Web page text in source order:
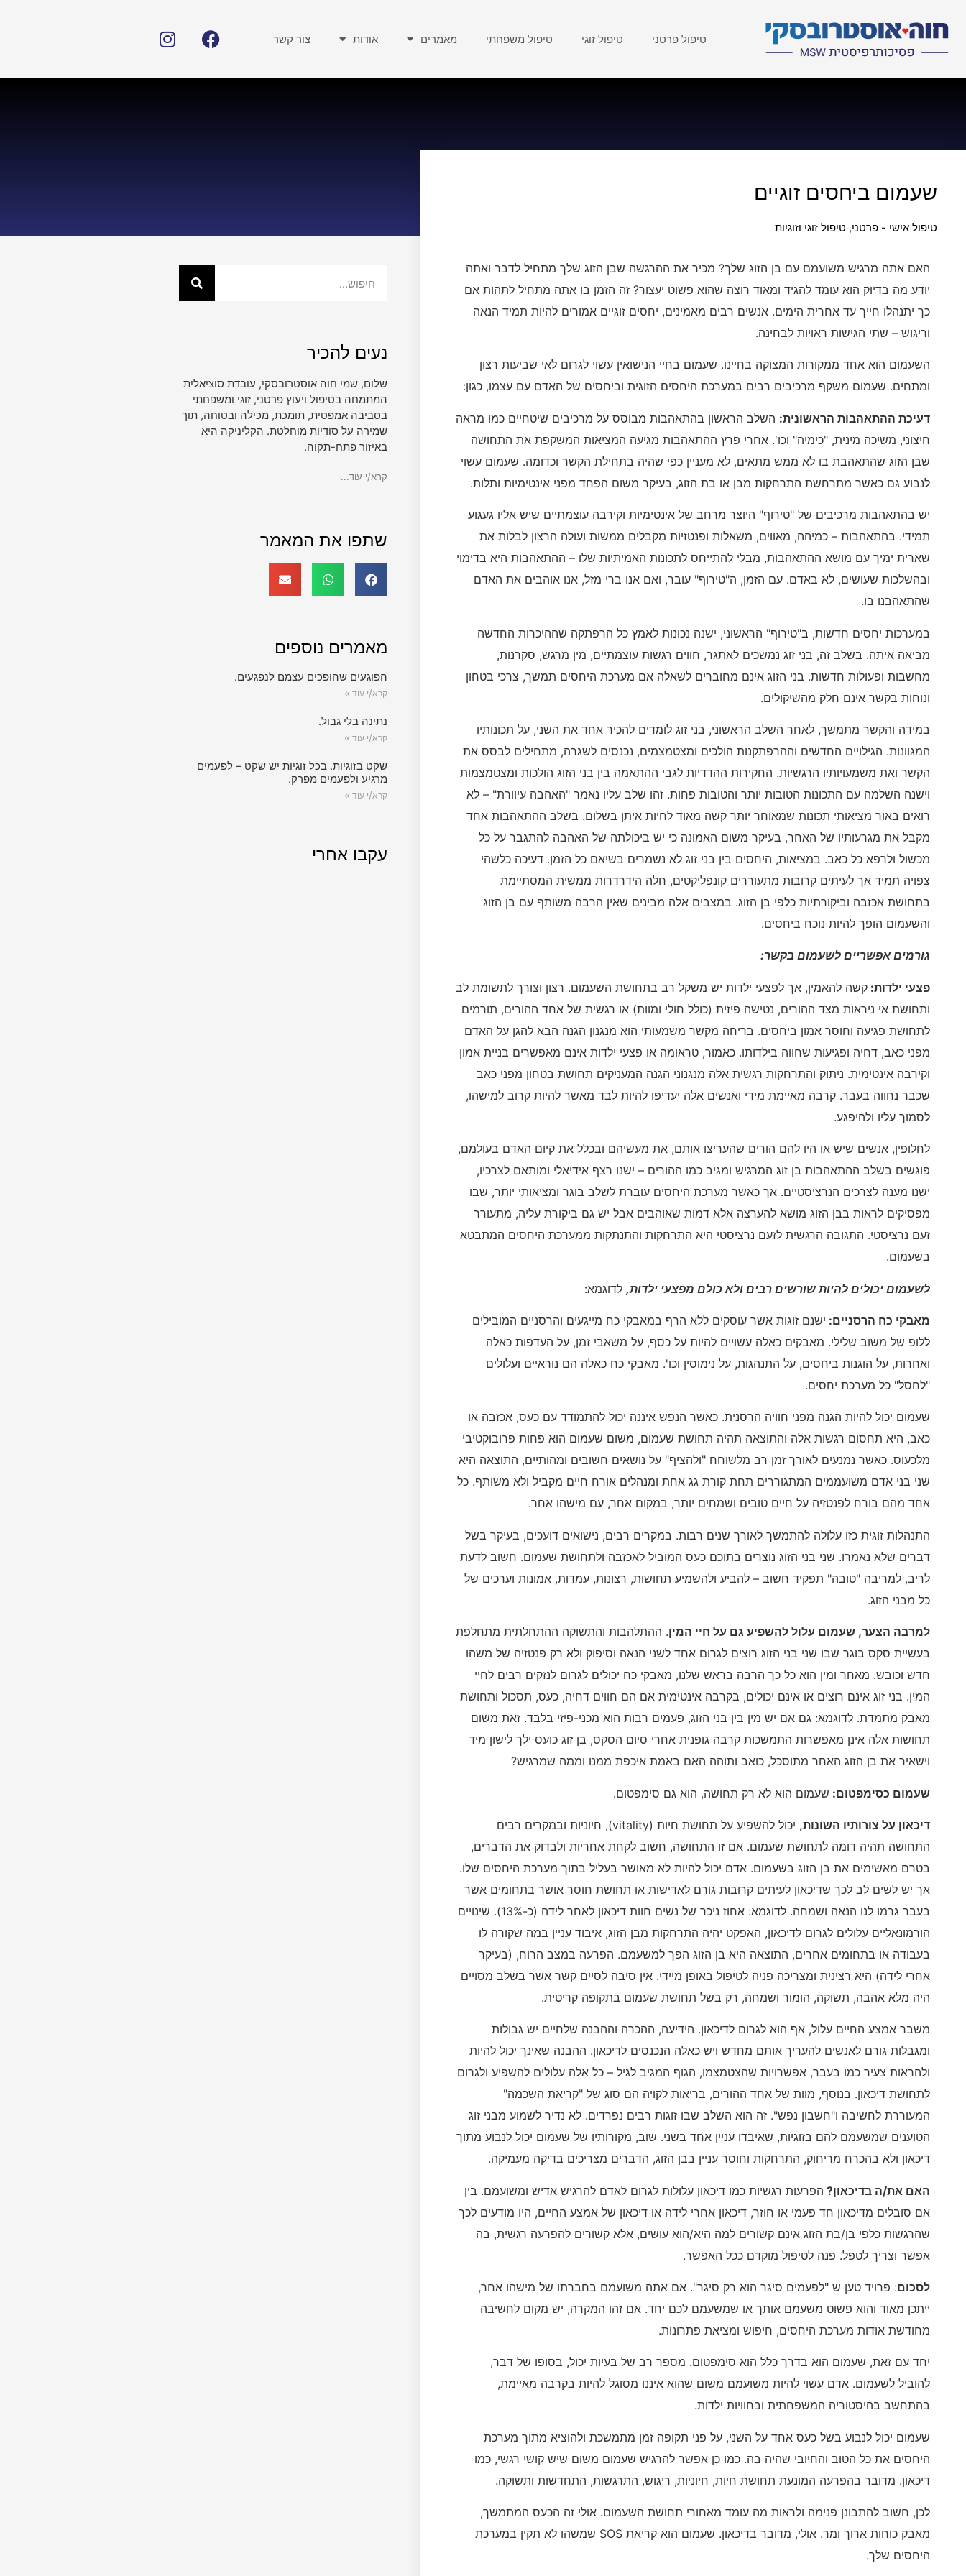
טיפול פרטני טיפול זוגי טיפול משפחתי מאמרים אודות צור קשר
שעמום ביחסים זוגיים
טיפול אישי - פרטני, טיפול זוגי וזוגיות
האם אתה מרגיש משועמם עם בן הזוג שלך? מכיר את ההרגשה שבן הזוג שלך מתחיל לדבר ואתה
יודע מה בדיוק הוא עומד להגיד ומאוד רוצה שהוא פשוט יעצור? זה הזמן בו אתה מתחיל לתהות אם
כך יתנהלו חייך עד אחרית הימים. אנשים רבים מאמינים, יחסים זוגיים אמורים להיות תמיד הנאה
וריגוש – שתי הגישות ראויות לבחינה.
השעמום הוא אחד ממקורות המצוקה בחיינו. שעמום בחיי הנישואין עשוי לגרום לאי שביעות רצון
ומתחים. שעמום משקף מרכיבים רבים במערכת היחסים הזוגית וביחסים של האדם עם עצמו, כגון:
דעיכת ההתאהבות הראשונית: השלב הראשון בהתאהבות מבוסס על מרכיבים שיטחיים כמו מראה
חיצוני, משיכה מינית, "כימיה" וכו'. אחרי פרץ ההתאהבות מגיעה המציאות המשקפת את התחושה
שבן הזוג שהתאהבת בו לא ממש מתאים, לא מעניין כפי שהיה בתחילת הקשר וכדומה. שעמום עשוי
לנבוע גם כאשר מתרחשת התרחקות מבן או בת הזוג, בעיקר משום הפחד מפני אינטימיות ותלות.
יש בהתאהבות מרכיבים של "טירוף" היוצר מרחב של אינטימיות וקירבה עוצמתיים שיש אליו געגוע
תמידי. בהתאהבות – כמיהה, מאווים, משאלות ופנטזיות מקבלים ממשות ועולה הרצון לבלות את
שארית ימיך עם מושא ההתאהבות, מבלי להתייחס לתכונות האמיתיות שלו – ההתאהבות היא בדימוי
ובהשלכות שעושים, לא באדם. עם הזמן, ה"טירוף" עובר, ואם אנו ברי מזל, אנו אוהבים את האדם
שהתאהבנו בו.
במערכות יחסים חדשות, ב"טירוף" הראשוני, ישנה נכונות לאמץ כל הרפתקה שההיכרות החדשה
מביאה איתה. בשלב זה, בני זוג נמשכים לאתגר, חווים רגשות עוצמתיים, מין מרגש, סקרנות,
מחשבות ופעולות חדשות. בני הזוג אינם מחוברים לשאלה אם מערכת היחסים תמשך, צרכי בטחון
ונוחות בקשר אינם חלק מהשיקולים.
במידה והקשר מתמשך, לאחר השלב הראשוני, בני זוג לומדים להכיר אחד את השני, על תכונותיו
המגוונות. הגילויים החדשים וההרפתקנות הולכים ומצטמצמים, נכנסים לשגרה, מתחילים לבסס את
הקשר ואת משמעויותיו הרגשיות. החקירות ההדדיות לגבי ההתאמה בין בני הזוג הולכות ומצטמצמות
וישנה השלמה עם התכונות הטובות יותר והטובות פחות. זהו שלב עליו נאמר "האהבה עיוורת" – לא
רואים באור מציאותי תכונות שמאוחר יותר קשה מאוד לחיות איתן בשלום. בשלב ההתאהבות אחד
מקבל את מגרעותיו של האחר, בעיקר משום האמונה כי יש ביכולתה של האהבה להתגבר על כל
מכשול ולרפא כל כאב. במציאות, היחסים בין בני זוג לא נשמרים בשיאם כל הזמן. דעיכה כלשהי
צפויה תמיד אך לעיתים קרובות מתעוררים קונפליקטים, חלה הידרדרות ממשית המסתיימת
בתחושת אכזבה וביקורתיות כלפי בן הזוג. במצבים אלה מבינים שאין הרבה משותף עם בן הזוג
והשעמום הופך להיות נוכח ביחסים.
גורמים אפשריים לשעמום בקשר:
פצעי ילדות: קשה להאמין, אך לפצעי ילדות יש משקל רב בתחושת השעמום. רצון וצורך לתשומת לב
ותחושת אי ניראות מצד ההורים, נטישה פיזית (כולל חולי ומוות) או רגשית של אחד ההורים, תורמים
לתחושת פגיעה וחוסר אמון ביחסים. בריחה מקשר משמעותי הוא מנגנון הגנה הבא להגן על האדם
מפני כאב, דחיה ופגיעות שחווה בילדותו. כאמור, טראומה או פצעי ילדות אינם מאפשרים בניית אמון
וקירבה אינטימית. ניתוק והתרחקות רגשית אלה מנגנוני הגנה המעניקים תחושת בטחון מפני כאב
שכבר נחווה בעבר. קרבה מאיימת מידי ואנשים אלה יעדיפו להיות לבד מאשר להיות קרוב למישהו,
לסמוך עליו ולהיפגע.
לחלופין, אנשים שיש או היו להם הורים שהעריצו אותם, את מעשיהם ובכלל את קיום האדם בעולמם,
פוגשים בשלב ההתאהבות בן זוג המרגיש ומגיב כמו ההורים – ישנו רצף אידיאלי ומותאם לצרכיו,
ישנו מענה לצרכים הנרציסטיים. אך כאשר מערכת היחסים עוברת לשלב בוגר ומציאותי יותר, שבו
מפסיקים לראות בבן הזוג מושא להערצה אלא דמות שאוהבים אבל יש גם ביקורת עליה, מתעורר
זעם נרציסטי. התגובה הרגשית לזעם נרציסטי היא התרחקות והתנתקות ממערכת היחסים המתבטא
בשעמום.
לשעמום יכולים להיות שורשים רבים ולא כולם מפצעי ילדות, לדוגמא:
מאבקי כח הרסניים: ישנם זוגות אשר עוסקים ללא הרף במאבקי כח מייגעים והרסניים המובילים
ללופ של משוב שלילי. מאבקים כאלה עשויים להיות על כסף, על משאבי זמן, על העדפות כאלה
ואחרות, על הוגנות ביחסים, על התנהגות, על נימוסין וכו'. מאבקי כח כאלה הם נוראיים ועלולים
"לחסל" כל מערכת יחסים.
שעמום יכול להיות הגנה מפני חוויה הרסנית. כאשר הנפש איננה יכול להתמודד עם כעס, אכזבה או
כאב, היא תחסום רגשות אלה והתוצאה תהיה תחושת שעמום, משום שעמום הוא פחות פרובוקטיבי
מלכעוס. כאשר נמנעים לאורך זמן רב מלשוחח "ולהציף" על נושאים חשובים ומהותיים, התוצאה היא
שני בני אדם משועממים המתגוררים תחת קורת גג אחת ומנהלים אורח חיים מקביל ולא משותף. כל
אחד מהם בורח לפנטזיה על חיים טובים ושמחים יותר, במקום אחר, עם מישהו אחר.
התנהלות זוגית כזו עלולה להתמשך לאורך שנים רבות. במקרים רבים, נישואים דועכים, בעיקר בשל
דברים שלא נאמרו. שני בני הזוג נוצרים בתוכם כעס המוביל לאכזבה ולתחושת שעמום. חשוב לדעת
לריב, למריבה "טובה" תפקיד חשוב – להביע ולהשמיע תחושות, רצונות, עמדות, אמונות וערכים של
כל מבני הזוג.
למרבה הצער, שעמום עלול להשפיע גם על חיי המין. ההתלהבות והתשוקה ההתחלתית מתחלפת
בעשיית סקס בוגר שבו שני בני הזוג רוצים לגרום אחד לשני הנאה וסיפוק ולא רק פנטזיה של משהו
חדש וכובש. מאחר ומין הוא כל כך הרבה בראש שלנו, מאבקי כח יכולים לגרום לנזקים רבים לחיי
המין. בני זוג אינם רוצים או אינם יכולים, בקרבה אינטימית אם הם חווים דחיה, כעס, תסכול ותחושת
מאבק מתמדת. לדוגמא: גם אם יש מין בין בני הזוג, פעמים רבות הוא מכני-פיזי בלבד. זאת משום
תחושות אלה אינן מאפשרות התמשכות קרבה גופנית אחרי סיום הסקס, בן זוג כועס ילך לישון מיד
וישאיר את בן הזוג האחר מתוסכל, כואב ותוהה האם באמת איכפת ממנו וממה שמרגיש?
שעמום כסימפטום: שעמום הוא לא רק תחושה, הוא גם סימפטום.
דיכאון על צורותיו השונות,
יכול להשפיע על תחושת חיות (vitality), חיוניות ובמקרים רבים
התחושה תהיה דומה לתחושת שעמום. אם זו התחושה, חשוב לקחת אחריות ולבדוק את הדברים,
בטרם מאשימים את בן הזוג בשעמום. אדם יכול להיות לא מאושר בעליל בתוך מערכת היחסים שלו.
אך יש לשים לב לכך שדיכאון לעיתים קרובות גורם לאדישות או תחושת חוסר אושר בתחומים אשר
בעבר גרמו לנו הנאה ושמחה. לדוגמא: אחוז ניכר של נשים חוות דיכאון לאחר לידה (כ-13%). שינויים
הורמונאליים עלולים לגרום לדיכאון, האפקט יהיה התרחקות מבן הזוג, איבוד עניין במה שקורה לו
בעבודה או בתחומים אחרים, התוצאה היא בן הזוג הפך למשעמם. הפרעה במצב הרוח, (בעיקר
אחרי לידה) היא רצינית ומצריכה פניה לטיפול באופן מיידי. אין סיבה לסיים קשר אשר בשלב מסויים
היה מלא אהבה, תשוקה, הומור ושמחה, רק בשל תחושת שעמום בתקופה קריטית.
משבר אמצע החיים עלול, אף הוא לגרום לדיכאון. הידיעה, ההכרה וההבנה שלחיים יש גבולות
ומגבלות גורם לאנשים להעריך אותם מחדש ויש כאלה הנכנסים לדיכאון. ההבנה שאינך יכול להיות
ולהראות צעיר כמו בעבר, אפשרויות שהצטמצמו, הגוף המגיב לגיל – כל אלה עלולים להשפיע ולגרום
לתחושת דיכאון. בנוסף, מוות של אחד ההורים, בריאות לקויה הם סוג של "קריאת השכמה"
המעוררת לחשיבה ו"חשבון נפש". זה הוא השלב שבו זוגות רבים נפרדים. לא נדיר לשמוע מבני זוג
הטוענים שמשעמם להם בזוגיות, שאיבדו עניין אחד בשני. שוב, מקורותיו של שעמום יכול לנבוע מתוך
דיכאון ולא בהכרח מריחוק, התרחקות וחוסר עניין בבן הזוג, הדברים מצריכים בדיקה מעמיקה.
האם את/ה בדיכאון? הפרעות רגשיות כמו דיכאון עלולות לגרום לאדם להרגיש אדיש ומשועמם. בין
אם סובלים מדיכאון חד פעמי או חוזר, דיכאון אחרי לידה או דיכאון של אמצע החיים, היו מודעים לכך
שהרגשות כלפי בן/בת הזוג אינם קשורים למה היא/הוא עושים, אלא קשורים להפרעה רגשית, בה
אפשר וצריך לטפל. פנה לטיפול מוקדם ככל האפשר.
לסכום: פרויד טען ש "לפעמים סיגר הוא רק סיגר". אם אתה משועמם בחברתו של מישהו אחר,
ייתכן מאוד והוא פשוט משעמם אותך או שמשעמם לכם יחד. אם זהו המקרה, יש מקום לחשיבה
מחודשת אודות מערכת היחסים, חיפוש ומציאת פתרונות.
יחד עם זאת, שעמום הוא בדרך כלל הוא סימפטום. מספר רב של בעיות יכול, בסופו של דבר,
להוביל לשעמום. אדם עשוי להיות משועמם משום שהוא איננו מסוגל להיות בקרבה מאיימת,
בהתחשב בהיסטוריה המשפחתית ובחוויות ילדות.
שעמום יכול לנבוע בשל כעס אחד על השני, על פני תקופה זמן מתמשכת ולהוציא מתוך מערכת
היחסים את כל הטוב והחיובי שהיה בה. כמו כן אפשר להרגיש שעמום משום שיש קושי רגשי, כמו
דיכאון. מדובר בהפרעה המונעת תחושת חיות, חיוניות, ריגוש, התרגשות, התחדשות ותשוקה.
לכן, חשוב להתבונן פנימה ולראות מה עומד מאחורי תחושת השעמום. אולי זה הכעס המתמשך,
מאבק כוחות ארוך ומר. אולי, מדובר בדיכאון. שעמום הוא קריאת SOS שמשהו לא תקין במערכת
היחסים שלך.
נעים להכיר
שלום, שמי חוה אוסטרובסקי, עובדת סוציאלית
המתמחה בטיפול ויעוץ פרטני, זוגי ומשפחתי
בסביבה אמפטית, תומכת, מכילה ובטוחה, תוך
שמירה על סודיות מוחלטת. הקליניקה היא
באיזור פתח-תקוה.
קרא/י עוד...
שתפו את המאמר
מאמרים נוספים
הפוגעים שהופכים עצמם לנפגעים.
קרא/י עוד »
נתינה בלי גבול.
קרא/י עוד »
שקט בזוגיות. בכל זוגיות יש שקט – לפעמים
מרגיע ולפעמים מפרק.
קרא/י עוד »
עקבו אחרי